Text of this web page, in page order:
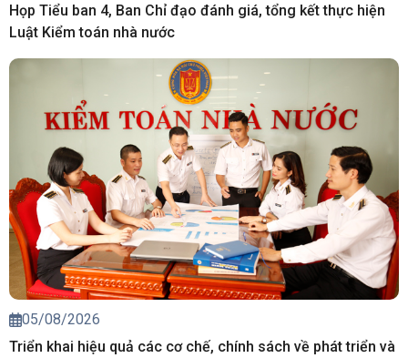
Họp Tiểu ban 4, Ban Chỉ đạo đánh giá, tổng kết thực hiện
Luật Kiểm toán nhà nước
05/08/2026
Triển khai hiệu quả các cơ chế, chính sách về phát triển và